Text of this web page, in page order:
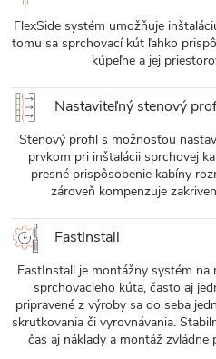
FlexSide systém umožňuje
tomu sa sprchovací kút ľahko
kúpeľne a jej
Nastaviteľný stenový
Stenový profil s možnosťou
prvkom pri inštalácii sprchovej
presné prispôsobenie kabíny
zároveň kompenzuje
FastInstall
FastInstall je montážny systém na
sprchovacieho kúta, často aj
pripravené z výroby sa do seba
skrutkovania či vyrovnávania.
čas aj náklady a montáž